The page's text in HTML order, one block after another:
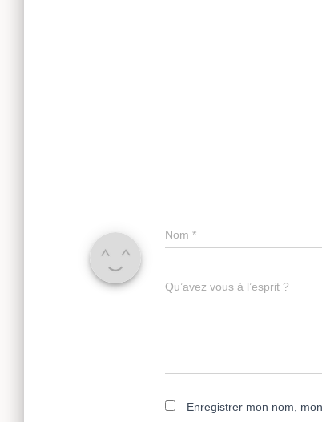
Nom *
Qu’avez vous à l’esprit ?
Enregistrer mon nom,